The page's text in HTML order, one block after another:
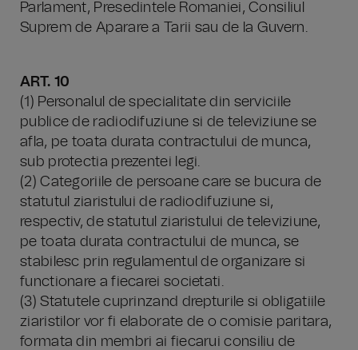
Parlament, Presedintele Romaniei, Consiliul
Suprem de Aparare a Tarii sau de la Guvern.
ART. 10
(1) Personalul de specialitate din serviciile
publice de radiodifuziune si de televiziune se
afla, pe toata durata contractului de munca,
sub protectia prezentei legi.
(2) Categoriile de persoane care se bucura de
statutul ziaristului de radiodifuziune si,
respectiv, de statutul ziaristului de televiziune,
pe toata durata contractului de munca, se
stabilesc prin regulamentul de organizare si
functionare a fiecarei societati.
(3) Statutele cuprinzand drepturile si obligatiile
ziaristilor vor fi elaborate de o comisie paritara,
formata din membri ai fiecarui consiliu de